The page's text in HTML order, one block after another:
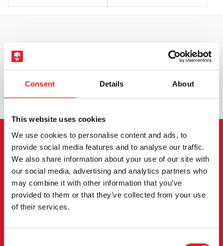
Consent Details About
This website uses cookies
We use cookies to personalise content and ads, to
provide social media features and to analyse our traffic.
We also share information about your use of our site with
our social media, advertising and analytics partners who
may combine it with other information that you’ve
provided to them or that they’ve collected from your use
of their services.
GRÖSSTE AUSWAHL IN G
ROSSBRITANNIEN
UMTAUSCH ODER RÜCKGABE MASSGESCHNEIDERTE ANFRAGEN
ANMELDUNG ZUM
NEWSLETTER
Melden Sie sich an, um über neue Produkte,
Veranstaltungen und mehr informiert zu werden.